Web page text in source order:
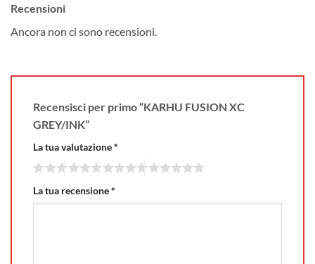
Recensioni
Ancora non ci sono recensioni.
Recensisci per primo “KARHU FUSION XC
GREY/INK”
La tua valutazione*
La tua recensione*